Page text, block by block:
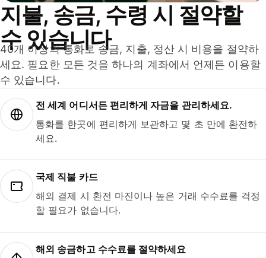
지불, 송금, 수령 시 절약할
수 있습니다
40개 이상의 통화로 송금, 지출, 정산 시 비용을 절약하
세요. 필요한 모든 것을 하나의 계좌에서 언제든 이용할
수 있습니다.
전 세계 어디서든 편리하게 자금을 관리하세요.
통화를 한곳에 편리하게 보관하고 몇 초 만에 환전하
세요.
국제 직불 카드
해외 결제 시 환전 마진이나 높은 거래 수수료를 걱정
할 필요가 없습니다.
해외 송금하고 수수료를 절약하세요